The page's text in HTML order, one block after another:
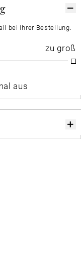
bei Ihrer Bestellung.
zu groß
aus